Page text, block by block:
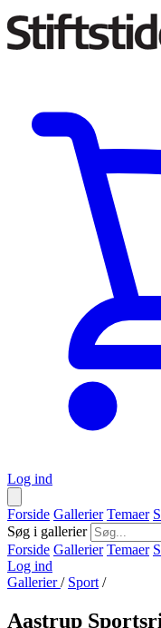
Log ind
Forside Gallerier Temaer
Søg i gallerier
Forside Gallerier Temaer
Log ind
Gallerier/ Sport /
Aastrup